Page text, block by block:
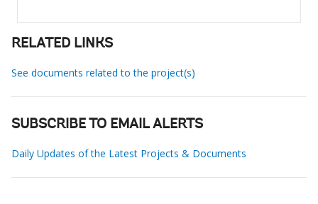
RELATED LINKS
See documents related to the project(s)
SUBSCRIBE TO EMAIL ALERTS
Daily Updates of the Latest Projects & Documents